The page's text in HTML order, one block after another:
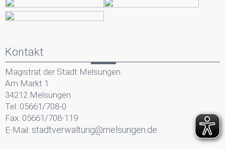
Kontakt
Magistrat der Stadt Melsungen
Am Markt 1
34212 Melsungen
Tel: 05661/708-0
Fax: 05661/708-119
E-Mail: stadtverwaltung@melsungen.de